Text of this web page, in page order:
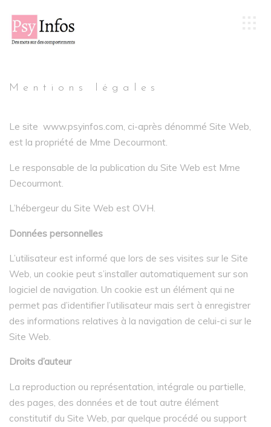
Mentions légales
Le site www.psyinfos.com, ci-après dénommé Site Web,
est la propriété de Mme Decourmont.
Le responsable de la publication du Site Web est Mme
Decourmont.
L’hébergeur du Site Web est OVH.
Données personnelles
L’utilisateur est informé que lors de ses visites sur le Site
Web, un cookie peut s’installer automatiquement sur son
logiciel de navigation. Un cookie est un élément qui ne
permet pas d’identifier l’utilisateur mais sert à enregistrer
des informations relatives à la navigation de celui-ci sur le
Site Web.
Droits d’auteur
La reproduction ou représentation, intégrale ou partielle,
des pages, des données et de tout autre élément
constitutif du Site Web, par quelque procédé ou support